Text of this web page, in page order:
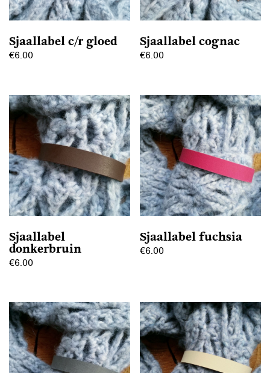
op
productpagina
worden
de
productpagina
Sjaallabel c/r gloed
€6.00
Sjaallabel cognac
€6.00
Sjaallabel
donkerbruin
€6.00
Sjaallabel fuchsia
€6.00